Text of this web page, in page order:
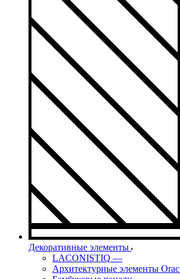
Декоративные элементы
LACONISTIQ —
Архитектурные элементы Orac